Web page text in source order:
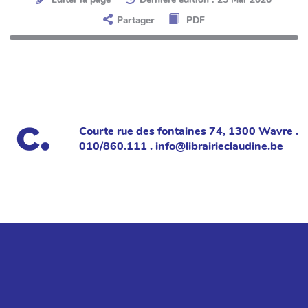
Partager
PDF
Courte rue des fontaines 74, 1300 Wavre .
010/860.111 . info@librairieclaudine.be